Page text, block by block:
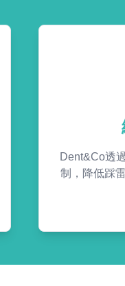
Dent&Co透
制，降低踩